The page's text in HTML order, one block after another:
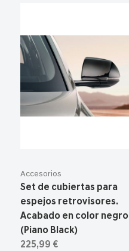
Accesorios
Set de cubiertas para
espejos retrovisores.
Acabado en color negro
(Piano Black)
225,99 €